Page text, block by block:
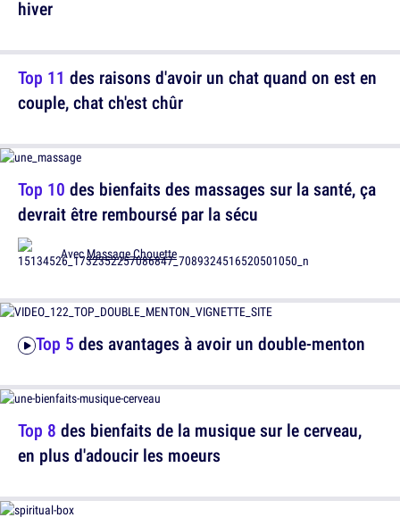
hiver
Top 10 des bienfaits des massages sur la santé, ça
devrait être remboursé par la sécu
AvecMassage Chouette
Top 8 des bienfaits de la musique sur le cerveau,
en plus d'adoucir les moeurs
Top 11 des raisons d'avoir un chat quand on est en
couple, chat ch'est chûr
Top 5 des avantages à avoir un double-menton